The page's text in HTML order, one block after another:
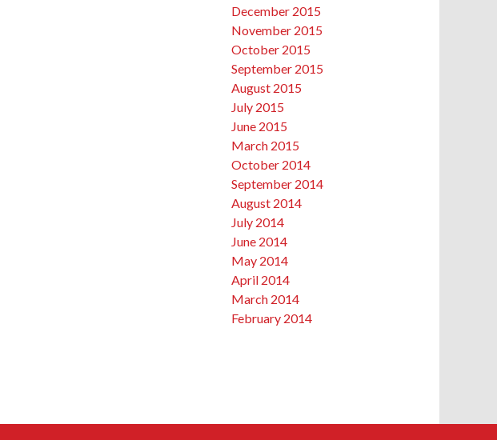
December 2015
November 2015
October 2015
September 2015
August 2015
July 2015
June 2015
March 2015
October 2014
September 2014
August 2014
July 2014
June 2014
May 2014
April 2014
March 2014
February 2014